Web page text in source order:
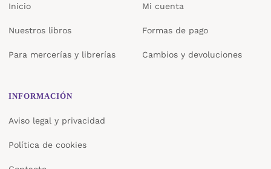
Inicio
Nuestros libros
Para mercerías y librerías
Mi cuenta
Formas de pago
Cambios y devoluciones
INFORMACIÓN
Aviso legal y privacidad
Política de cookies